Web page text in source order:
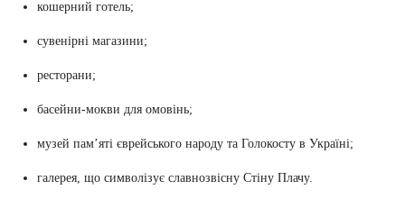
кошерний готель;
сувенірні магазини;
ресторани;
басейни-мокви для омовінь;
музей пам’яті єврейського народу та Голокосту в Україні;
галерея, що символізує славнозвісну Стіну Плачу.